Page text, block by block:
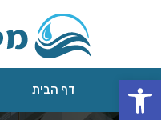
דף הבית פתח סרגל נגישות